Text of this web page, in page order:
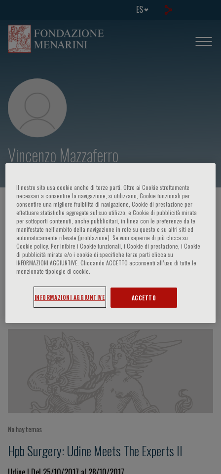
ES
Vincenzo Mazzaferro
HOME PAGE / CURSOS Y EVENTOS / ORADOR
Vincenzo Mazzaferro
Participaciones del ponente
No hay temas
Hpb Surgery: Udine Meets The Experts II
Il nostro sito usa cookie anche di terze parti. Oltre ai Cookie strettamente
necessari a consentire la navigazione, si utilizzano, Cookie funzionali per
consentire una migliore fruibilità di navigazione, Cookie di prestazione per
effettuare statistiche aggregate sul suo utilizzo, e Cookie di pubblicità mirata
per sottoporti contenuti, anche pubblicitari, in linea con le preferenze da te
manifestate nell‘ambito della navigazione in rete su questo e su altri siti ed
automaticamente rilevate (profilazione). Se vuoi saperne di più clicca su
Cookie policy. Per inibire i Cookie funzionali, i Cookie di prestazione, i Cookie
di pubblicità mirata e/o i cookie di specifiche terze parti clicca su
INFORMAZIONI AGGIUNTIVE. Cliccando ACCETTO acconsenti all’uso di tutte le
menzionate tipologie di cookie.
INFORMAZIONI AGGIUNTIVE ACCETTO